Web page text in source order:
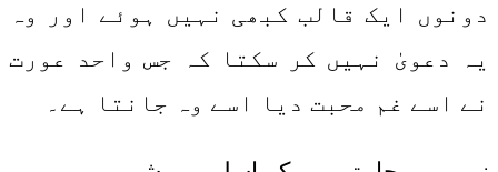
دونوں ایک قالب کبھی نہیں ہوئے اور وہ
یہ دعویٰ نہیں کر سکتا کہ جس واحد عورت
نے اسے غم محبت دیا اسے وہ جانتا ہے۔